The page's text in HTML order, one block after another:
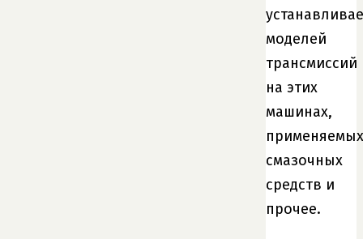
моделей
трансмиссий
на этих
машинах,
применяемых
смазочных
средств и
прочее.